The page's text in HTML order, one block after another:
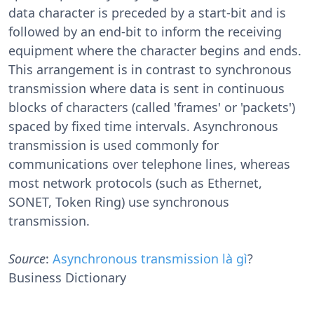
data character is preceded by a start-bit and is
followed by an end-bit to inform the receiving
equipment where the character begins and ends.
This arrangement is in contrast to synchronous
transmission where data is sent in continuous
blocks of characters (called 'frames' or 'packets')
spaced by fixed time intervals. Asynchronous
transmission is used commonly for
communications over telephone lines, whereas
most network protocols (such as Ethernet,
SONET, Token Ring) use synchronous
transmission.
Source: Asynchronous transmission là gì?
Business Dictionary